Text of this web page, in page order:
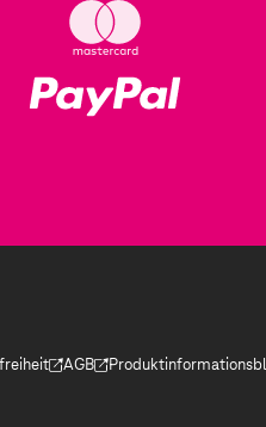
Tab geöffnet)
wird in einem neuen Tab geöffnet)
AGB
(Der Link wird in einem
(Der Link wird in